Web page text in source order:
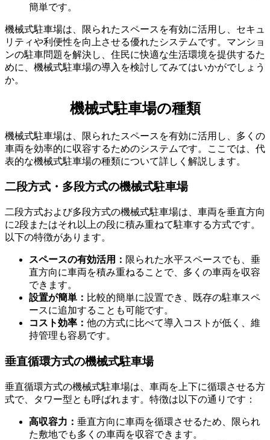
機械式駐車場のメリット
機械式駐車場の種類
簡単です。
機械式駐車場は、限られたスペースを有効に活用し、セキュ
リティや利便性を向上させる優れたシステムです。マンショ
ンの駐車問題を解決し、住民に快適な生活環境を提供するた
めに、機械式駐車場の導入を検討してみてはいかがでしょう
か。
機械式駐車場の種類
機械式駐車場は、限られたスペースを有効に活用し、多くの
車両を効率的に収容するためのシステムです。ここでは、代
表的な機械式駐車場の種類について詳しく解説します。
二段方式・多段方式の機械式駐車場
二段方式および多段方式の機械式駐車場は、車両を垂直方向
に2段またはそれ以上の段に積み重ねて駐車する方式です。
以下の特徴があります。
スペースの有効活用： 限られた水平スペースでも、垂
直方向に車両を積み重ねることで、多くの車両を収容
できます。
設置が簡単： 比較的簡単に設置でき、既存の駐車スペ
ースに追加することも可能です。
コスト効率： 他の方式に比べて導入コストが低く、維
持管理も容易です。
垂直循環方式の機械式駐車場
垂直循環方式の機械式駐車場は、車両を上下に循環させる方
式で、タワー型とも呼ばれます。特徴は以下の通りです：
高収容力： 垂直方向に車両を循環させるため、限られ
た敷地でも多くの車両を収容できます。